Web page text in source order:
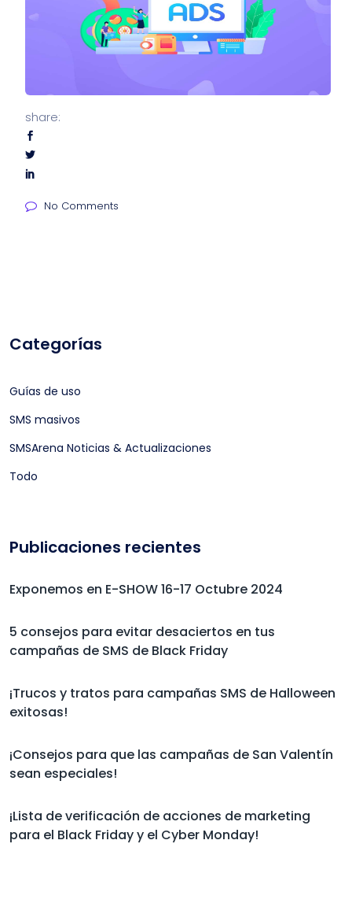
share:
No Comments
Categorías
Guías de uso
SMS masivos
SMSArena Noticias & Actualizaciones
Todo
Publicaciones recientes
Exponemos en E-SHOW 16-17 Octubre 2024
5 consejos para evitar desaciertos en tus
campañas de SMS de Black Friday
¡Trucos y tratos para campañas SMS de Halloween
exitosas!
¡Consejos para que las campañas de San Valentín
sean especiales!
¡Lista de verificación de acciones de marketing
para el Black Friday y el Cyber Monday!